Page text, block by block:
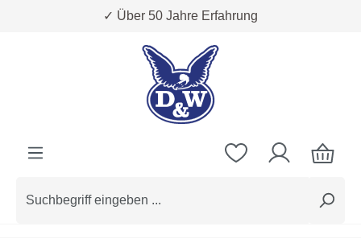
Zum Hauptinhalt springen✓ Über 50 Jahre Erfahrung